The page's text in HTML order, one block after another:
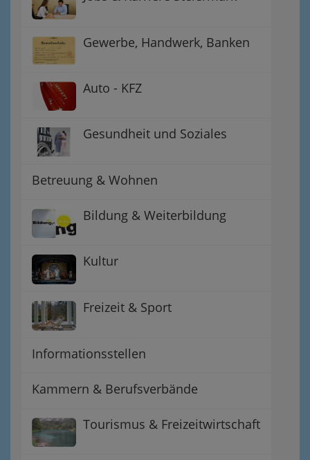
Gewerbe, Handwerk, Banken
Auto - KFZ
Gesundheit und Soziales
Betreuung & Wohnen
Bildung & Weiterbildung
Kultur
Freizeit & Sport
Informationsstellen
Kammern & Berufsverbände
Tourismus & Freizeitwirtschaft